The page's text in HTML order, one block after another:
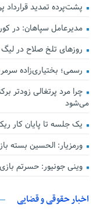
پشت‌پرده تمدید
مدیرعامل سپاهان: در
روزهای تلخ صلاح در
رسمی؛ بختیاری‌زاده
چرا مرد پرتغالی زودتر
می‌شود
یک جلسه تا پایان کار
ورمزیار: الحسین بسته
وینی جونیور: حسرتم
اخبار حقوقی و قضایی